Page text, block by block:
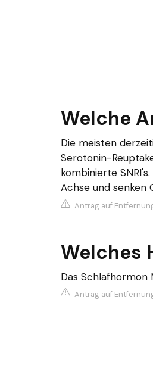
Welche
Die meisten
Serotonin-
kombinierte
Achse und senken
Antrag auf
Welches
Das Schlafhormon
Antrag auf